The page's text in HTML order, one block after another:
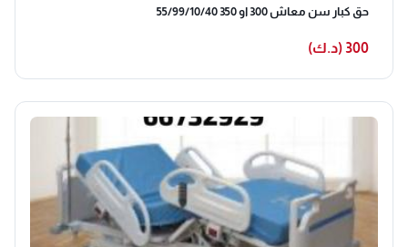
حق كبار سن معاش 300 او 350 55/99/10/40
300 (د.ك)